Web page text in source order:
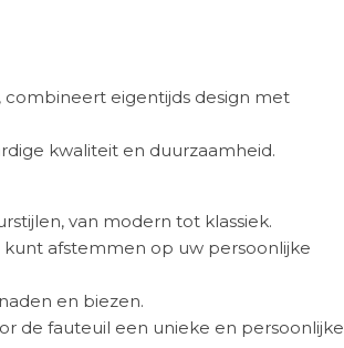
eigentijds design met
kwaliteit en duurzaamheid.
van modern tot klassiek.
afstemmen op uw persoonlijke
en biezen.
de fauteuil een unieke en persoonlijke